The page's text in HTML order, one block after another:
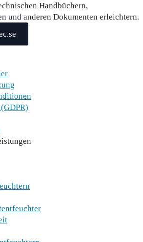
Handbüchern,
und anderen Dokumenten erleichtern.